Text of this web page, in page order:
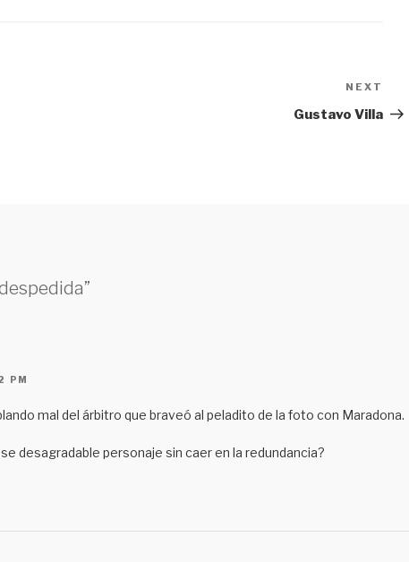
Post
NEXT
Gustavo Villa
PM
mal del árbitro que braveó al peladito de la foto con Maradona.
desagradable personaje sin caer en la redundancia?